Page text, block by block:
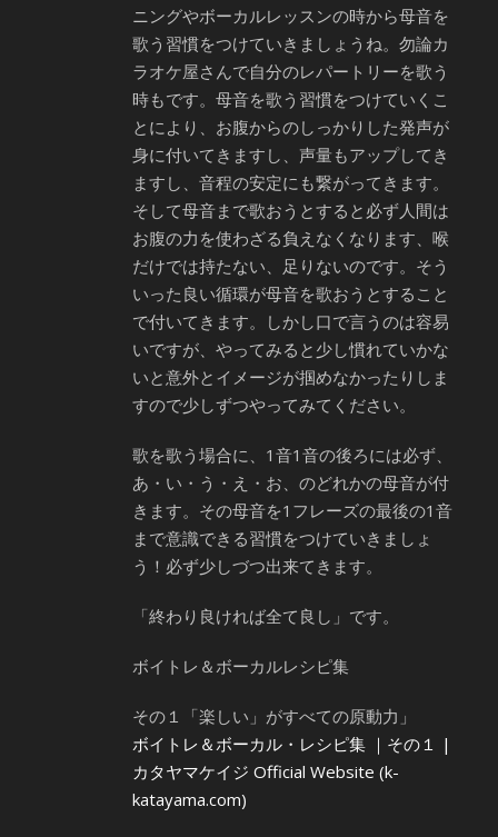
ニングやボーカルレッスンの時から母音を
歌う習慣をつけていきましょうね。勿論カ
ラオケ屋さんで自分のレパートリーを歌う
時もです。母音を歌う習慣をつけていくこ
とにより、お腹からのしっかりした発声が
身に付いてきますし、声量もアップしてき
ますし、音程の安定にも繋がってきます。
そして母音まで歌おうとすると必ず人間は
お腹の力を使わざる負えなくなります、喉
だけでは持たない、足りないのです。そう
いった良い循環が母音を歌おうとすること
で付いてきます。しかし口で言うのは容易
いですが、やってみると少し慣れていかな
いと意外とイメージが掴めなかったりしま
すので少しずつやってみてください。
歌を歌う場合に、1音1音の後ろには必ず、
あ・い・う・え・お、のどれかの母音が付
きます。その母音を1フレーズの最後の1音
まで意識できる習慣をつけていきましょ
う！必ず少しづつ出来てきます。
「終わり良ければ全て良し」です。
ボイトレ＆ボーカルレシピ集
その１「楽しい」がすべての原動力」
ボイトレ＆ボーカル・レシピ集 ｜その１ |
カタヤマケイジ Official Website (k-
katayama.com)